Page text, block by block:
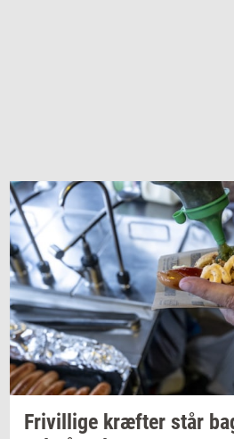
Fri­vil­li­ge kræf­ter står